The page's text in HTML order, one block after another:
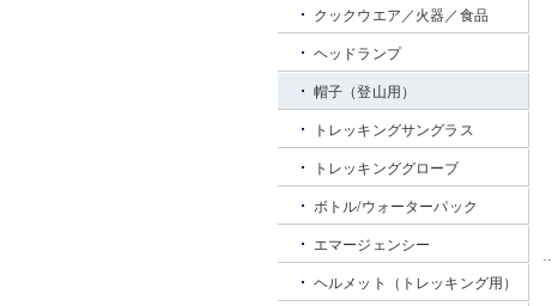
クックウエア／火器／食品
ヘッドランプ
帽子（登山用）
トレッキングサングラス
トレッキンググローブ
ボトル/ウォーターパック
エマージェンシー
ヘルメット（トレッキング用）